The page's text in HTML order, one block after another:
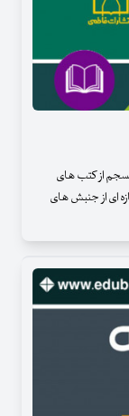
از کتب های
ای از جنبش های